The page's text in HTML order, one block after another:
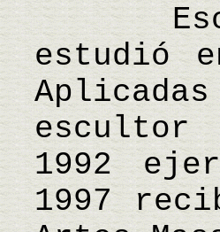
estudió
escultor
1992
1997